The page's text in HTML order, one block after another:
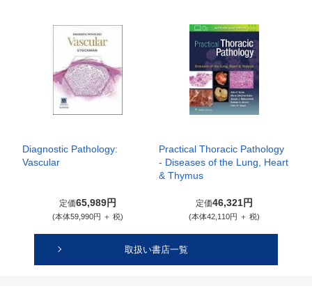
Diagnostic Pathology:
Vascular
定価65,989円
(本体59,990円 ＋ 税)
Practical Thoracic Pathology
- Diseases of the Lung, Heart
& Thymus
定価46,321円
(本体42,110円 ＋ 税)
取扱い書店一覧